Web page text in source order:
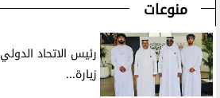
منوعات
رئيس الاتحاد
زيارة...